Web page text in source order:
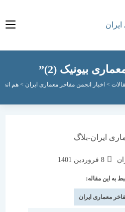
بیونیک (2)”
اخبار انجمن مفاخر معماری ایران > هم اندیشی
8 فروردین 1401
مقاله:
ایران